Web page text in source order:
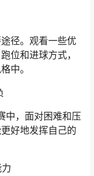
径。观看一些优
位和进球方式，
中。
中，面对困难和压
好地发挥自己的